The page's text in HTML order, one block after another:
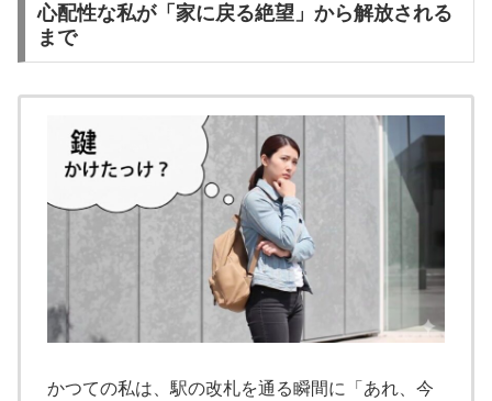
心配性な私が「家に戻る絶望」から解放される
まで
かつての私は、駅の改札を通る瞬間に「あれ、今